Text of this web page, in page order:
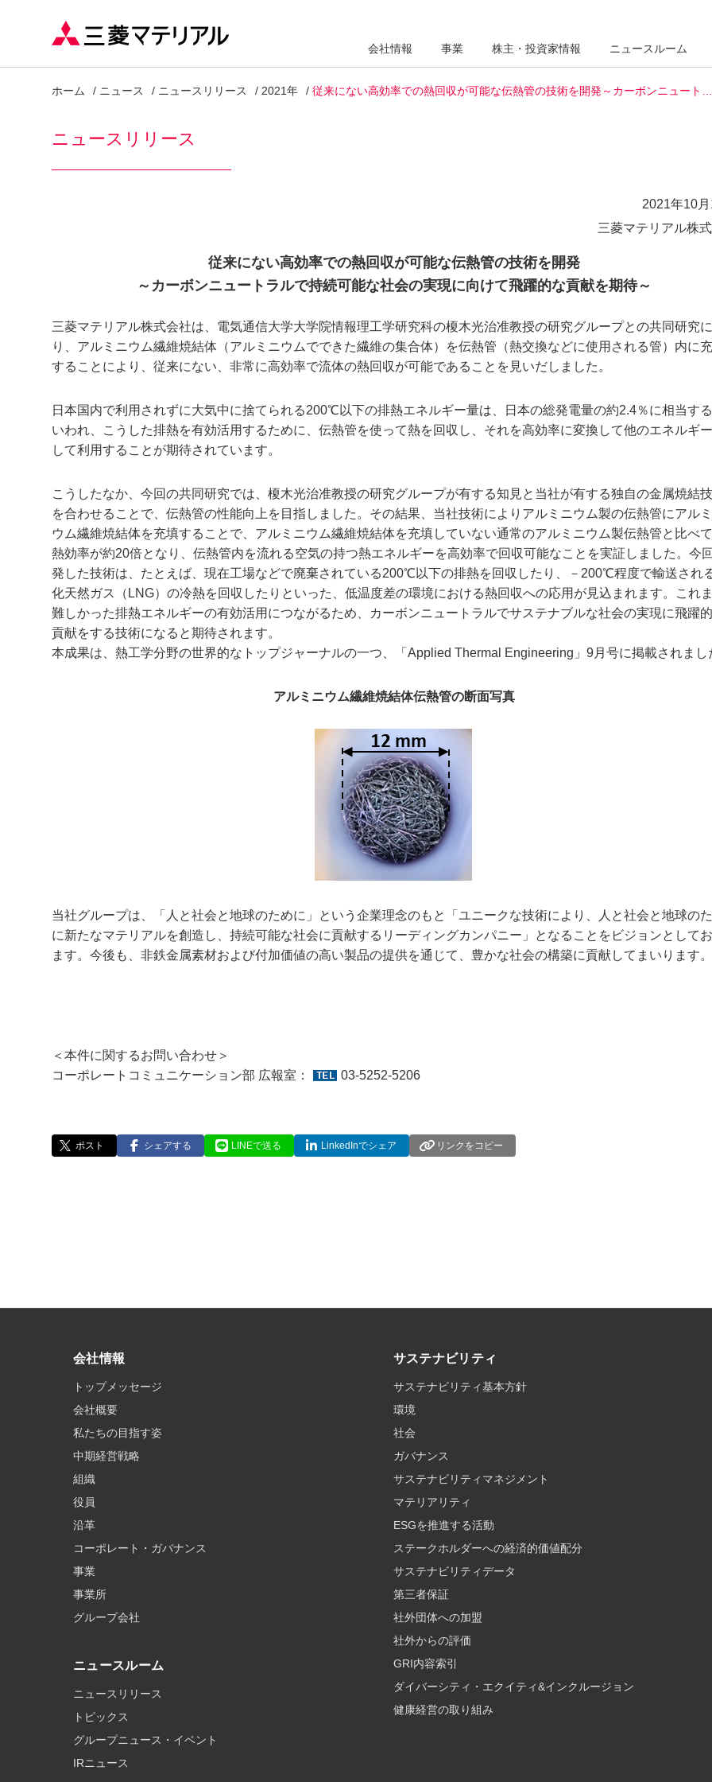
会社情報 事業 株主・投資家情報 ニュースルーム
ホーム ニュース ニュースリリース 2021年 従来にない高効率での熱回収が可能な伝熱管の技術を開発～カーボンニュート…
ニュースリリース
2021年10月
三菱マテリアル株
従来にない高効率での熱回収が可能な伝熱管の技術を開発
～カーボンニュートラルで持続可能な社会の実現に向けて飛躍的な貢献を期待～
三菱マテリアル株式会社は、電気通信大学大学院情報理工学研究科の榎木光治准教授の研究グループとの共同研究
り、アルミニウム繊維焼結体（アルミニウムでできた繊維の集合体）を伝熱管（熱交換などに使用される管）内に
することにより、従来にない、非常に高効率で流体の熱回収が可能であることを見いだしました。
日本国内で利用されずに大気中に捨てられる200℃以下の排熱エネルギー量は、日本の総発電量の約2.4％に相当す
いわれ、こうした排熱を有効活用するために、伝熱管を使って熱を回収し、それを高効率に変換して他のエネルギ
して利用することが期待されています。
こうしたなか、今回の共同研究では、榎木光治准教授の研究グループが有する知見と当社が有する独自の金属焼結
を合わせることで、伝熱管の性能向上を目指しました。その結果、当社技術によりアルミニウム製の伝熱管にアル
ウム繊維焼結体を充填することで、アルミニウム繊維焼結体を充填していない通常のアルミニウム製伝熱管と比べて
熱効率が約20倍となり、伝熱管内を流れる空気の持つ熱エネルギーを高効率で回収可能なことを実証しました。今
発した技術は、たとえば、現在工場などで廃棄されている200℃以下の排熱を回収したり、－200℃程度で輸送され
化天然ガス（LNG）の冷熱を回収したりといった、低温度差の環境における熱回収への応用が見込まれます。これ
難しかった排熱エネルギーの有効活用につながるため、カーボンニュートラルでサステナブルな社会の実現に飛躍
貢献をする技術になると期待されます。
本成果は、熱工学分野の世界的なトップジャーナルの一つ、「Applied Thermal Engineering」9月号に掲載されまし
アルミニウム繊維焼結体伝熱管の断面写真
当社グループは、「人と社会と地球のために」という企業理念のもと「ユニークな技術により、人と社会と地球の
に新たなマテリアルを創造し、持続可能な社会に貢献するリーディングカンパニー」となることをビジョンとしてお
ます。今後も、非鉄金属素材および付加価値の高い製品の提供を通じて、豊かな社会の構築に貢献してまいります。
＜本件に関するお問い合わせ＞
コーポレートコミュニケーション部 広報室：
03-5252-5206
ポスト シェアする LINEで送る LinkedInでシェア リンクをコピー
会社情報
トップメッセージ
会社概要
私たちの目指す姿
中期経営戦略
組織
役員
沿革
コーポレート・ガバナンス
事業
事業所
グループ会社
ニュースルーム
ニュースリリース
トピックス
グループニュース・イベント
IRニュース
サステナビリティ
サステナビリティ基本方針
環境
社会
ガバナンス
サステナビリティマネジメント
マテリアリティ
ESGを推進する活動
ステークホルダーへの経済的価値配分
サステナビリティデータ
第三者保証
社外団体への加盟
社外からの評価
GRI内容索引
ダイバーシティ・エクイティ&インクルージョン
健康経営の取り組み